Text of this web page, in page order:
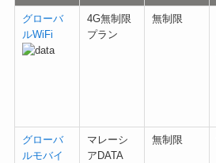
グローバ
ルWiFi
4G無制限
プラン
無制限
グローバ
ルモバイ
マレーシ
アDATA
無制限